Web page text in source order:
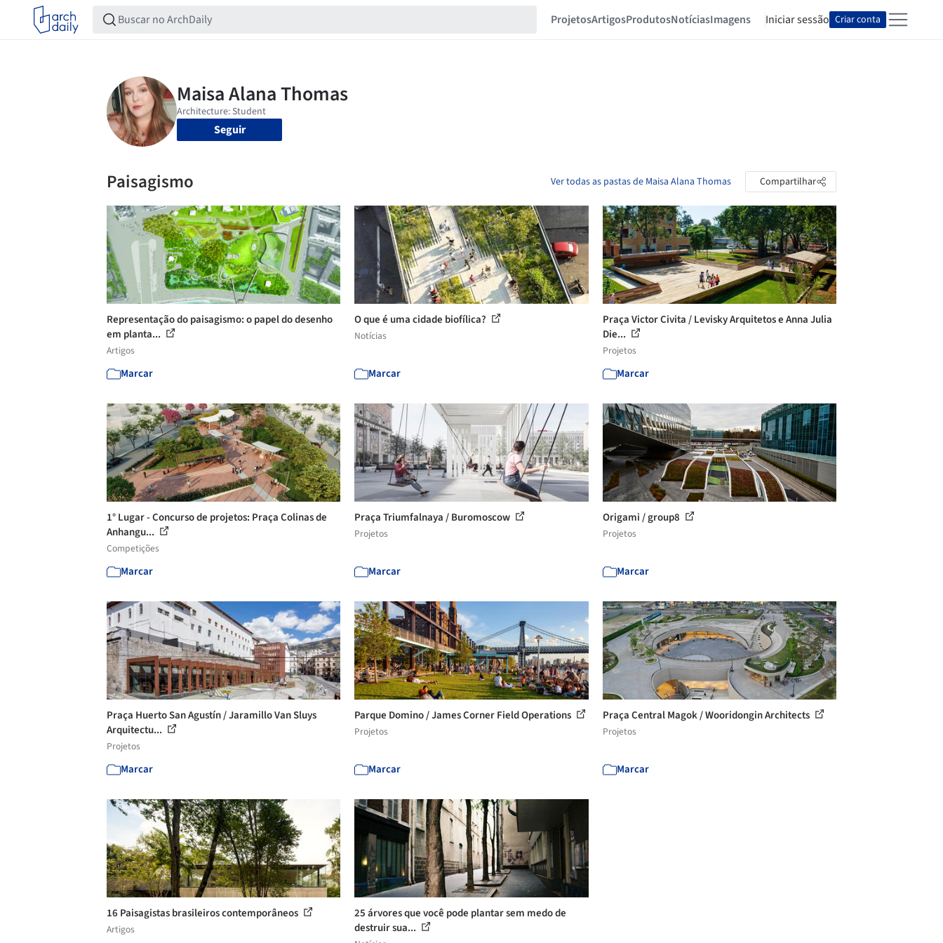
ProjetosArtigosProdutosNotíciasImagens Iniciar sessão Criar conta
Seguir
Paisagismo Ver todas as pastas de Maisa Alana Thomas Compartilhar
Representação do paisagismo: o papel do desenho
em planta...
Artigos
Marcar
O que é uma cidade biofílica?
Notícias
Marcar
Praça Victor Civita / Levisky Arquitetos e Anna Julia
Die...
Projetos
Marcar
1° Lugar - Concurso de projetos: Praça Colinas de
Anhangu...
Competições
Marcar
Praça Triumfalnaya / Buromoscow
Projetos
Marcar
Origami / group8
Projetos
Marcar
Praça Huerto San Agustín / Jaramillo Van Sluys
Arquitectu...
Projetos
Marcar
Parque Domino / James Corner Field Operations
Projetos
Marcar
Praça Central Magok / Wooridongin Architects
Projetos
Marcar
16 Paisagistas brasileiros contemporâneos
Artigos
25 árvores que você pode plantar sem medo de
destruir sua...